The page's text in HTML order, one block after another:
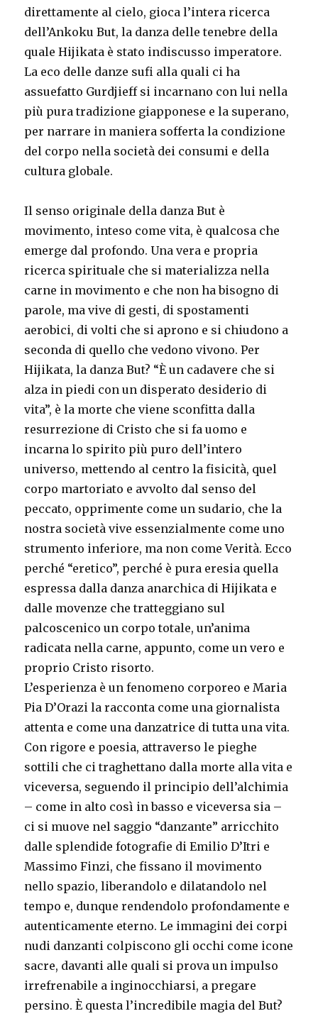
direttamente al cielo, gioca l’intera ricerca
dell’Ankoku But, la danza delle tenebre della
quale Hijikata è stato indiscusso imperatore.
La eco delle danze sufi alla quali ci ha
assuefatto Gurdjieff si incarnano con lui nella
più pura tradizione giapponese e la superano,
per narrare in maniera sofferta la condizione
del corpo nella società dei consumi e della
cultura globale.
Il senso originale della danza But è
movimento, inteso come vita, è qualcosa che
emerge dal profondo. Una vera e propria
ricerca spirituale che si materializza nella
carne in movimento e che non ha bisogno di
parole, ma vive di gesti, di spostamenti
aerobici, di volti che si aprono e si chiudono a
seconda di quello che vedono vivono. Per
Hijikata, la danza But? “È un cadavere che si
alza in piedi con un disperato desiderio di
vita”, è la morte che viene sconfitta dalla
resurrezione di Cristo che si fa uomo e
incarna lo spirito più puro dell’intero
universo, mettendo al centro la fisicità, quel
corpo martoriato e avvolto dal senso del
peccato, opprimente come un sudario, che la
nostra società vive essenzialmente come uno
strumento inferiore, ma non come Verità. Ecco
perché “eretico”, perché è pura eresia quella
espressa dalla danza anarchica di Hijikata e
dalle movenze che tratteggiano sul
palcoscenico un corpo totale, un’anima
radicata nella carne, appunto, come un vero e
proprio Cristo risorto.
L’esperienza è un fenomeno corporeo e Maria
Pia D’Orazi la racconta come una giornalista
attenta e come una danzatrice di tutta una vita.
Con rigore e poesia, attraverso le pieghe
sottili che ci traghettano dalla morte alla vita e
viceversa, seguendo il principio dell’alchimia
– come in alto così in basso e viceversa sia –
ci si muove nel saggio “danzante” arricchito
dalle splendide fotografie di Emilio D’Itri e
Massimo Finzi, che fissano il movimento
nello spazio, liberandolo e dilatandolo nel
tempo e, dunque rendendolo profondamente e
autenticamente eterno. Le immagini dei corpi
nudi danzanti colpiscono gli occhi come icone
sacre, davanti alle quali si prova un impulso
irrefrenabile a inginocchiarsi, a pregare
persino. È questa l’incredibile magia del But?